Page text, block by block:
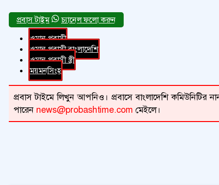
চ্যানেল ফলো করুন
ওমান প্রবাসী
ওমান প্রবাসী বাংলাদেশি
ওমান প্রবাসী স্ত্রী
ময়মনসিংহ
প্রবাস টাইমে লিখুন আপনিও। প্রবাসে বাংলাদেশি কমিউনিটির
পারেন news@probashtime.com মেইলে।